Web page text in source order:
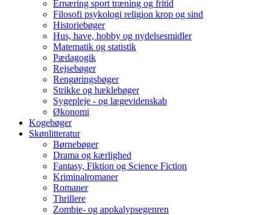
Ernæring sport træning og fritid
Filosofi psykologi religion krop og sind
Historiebøger
Hus, have, hobby og nydelsesmidler
Matematik og statistik
Pædagogik
Rejsebøger
Rengøringsbøger
Strikke og hæklebøger
Sygepleje - og lægevidenskab
Økonomi
Kogebøger
Skønlitteratur
Børnebøger
Drama og kærlighed
Fantasy, Fiktion og Science Fiction
Kriminalromaner
Romaner
Thrillere
Zombie- og apokalypsegenren